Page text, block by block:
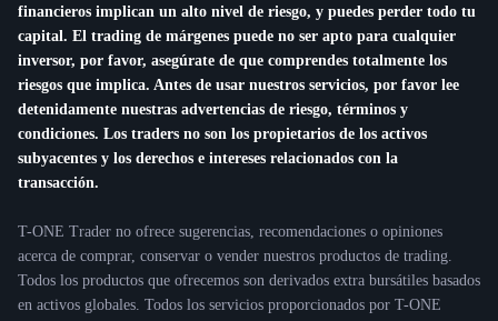
financieros implican un alto nivel de riesgo, y puedes perder todo tu
capital. El trading de márgenes puede no ser apto para cualquier
inversor, por favor, asegúrate de que comprendes totalmente los
riesgos que implica. Antes de usar nuestros servicios, por favor lee
detenidamente nuestras advertencias de riesgo, términos y
condiciones. Los traders no son los propietarios de los activos
subyacentes y los derechos e intereses relacionados con la
transacción.
T-ONE Trader no ofrece sugerencias, recomendaciones o opiniones
acerca de comprar, conservar o vender nuestros productos de trading.
Todos los productos que ofrecemos son derivados extra bursátiles basados
en activos globales. Todos los servicios proporcionados por T-ONE